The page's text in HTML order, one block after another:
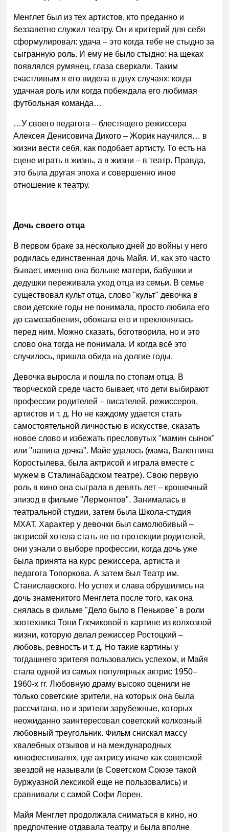
Менглет был из тех артистов, кто преданно и
беззаветно служил театру. Он и критерий для себя
сформулировал: удача – это когда тебе не стыдно за
сыгранную роль. И ему не было стыдно: на щеках
появлялся румянец, глаза сверкали. Таким
счастливым я его видела в двух случаях: когда
удачная роль или когда побеждала его любимая
футбольная команда…
…У своего педагога – блестящего режиссера
Алексея Денисовича Дикого – Жорик научился… в
жизни вести себя, как подобает артисту. То есть на
сцене играть в жизнь, а в жизни – в театр. Правда,
это была другая эпоха и совершенно иное
отношение к театру.
Дочь своего отца
В первом браке за несколько дней до войны у него
родилась единственная дочь Майя. И, как это часто
бывает, именно она больше матери, бабушки и
дедушки переживала уход отца из семьи. В семье
существовал культ отца, слово "культ" девочка в
свои детские годы не понимала, просто любила его
до самозабвения, обожала его и преклонялась
перед ним. Можно сказать, боготворила, но и это
слово она тогда не понимала. И когда всё это
случилось, пришла обида на долгие годы.
Девочка выросла и пошла по стопам отца. В
творческой среде часто бывает, что дети выбирают
профессии родителей – писателей, режиссеров,
артистов и т. д. Но не каждому удается стать
самостоятельной личностью в искусстве, сказать
новое слово и избежать пресловутых "мамин сынок"
или "папина дочка". Майе удалось (мама, Валентина
Коростылева, была актрисой и играла вместе с
мужем в Сталинабадском театре). Свою первую
роль в кино она сыграла в девять лет – крошечный
эпизод в фильме "Лермонтов". Занималась в
театральной студии, затем былa Школа-студия
МХАТ. Характер у девочки был самолюбивый –
актрисой хотела стать не по протекции родителей,
они узнали о выборе профессии, когда дочь уже
была принята на курс режиссера, артиста и
педагога Топоркова. А затем был Театр им.
Станиславского. Но успех и слава обрушились на
дочь знаменитого Менглета после того, как она
снялась в фильме "Дело было в Пенькове" в роли
зоотехника Тони Глечиковой в картине из колхозной
жизни, которую делал режиссер Ростоцкий –
любовь, ревность и т. д. Но такие картины у
тогдашнего зрителя пользовались успехом, и Майя
стала одной из самых популярных актрис 1950–
1960-х гг. Любовную драму высоко оценили не
только советскиe зрители, на которых она была
рассчитана, но и зрители зарубежные, которых
неожиданно заинтересовал советский колхозный
любовный треугольник. Фильм снискал массу
хвалебных отзывов и на международных
кинофестивалях, где актрису иначе как советской
звездой не называли (в Советском Союзе такой
буржуазной лексикой еще не пользовались) и
сравнивали с самой Софи Лорен.
Майя Менглет продолжала сниматься в кино, но
предпочтение отдавала театру и была вполне